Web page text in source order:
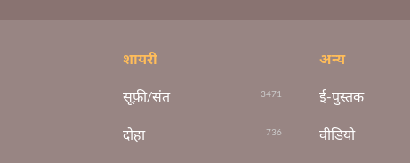
शायरी
सूफ़ी/संत 3471
दोहा 736
अन्य
ई-पुस्तक
वीडियो